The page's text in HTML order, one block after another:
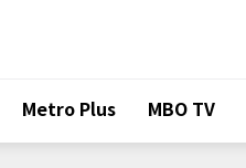
Metro Plus MBO TV